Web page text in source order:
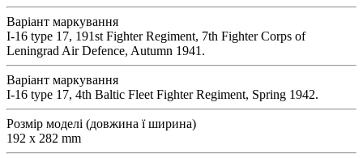
Варіант маркування
I-16 type 17, 191st Fighter Regiment, 7th Fighter Corps of
Leningrad Air Defence, Autumn 1941.
Варіант маркування
I-16 type 17, 4th Baltic Fleet Fighter Regiment, Spring 1942.
Розмір моделі (довжина ї ширина)
192 x 282 mm